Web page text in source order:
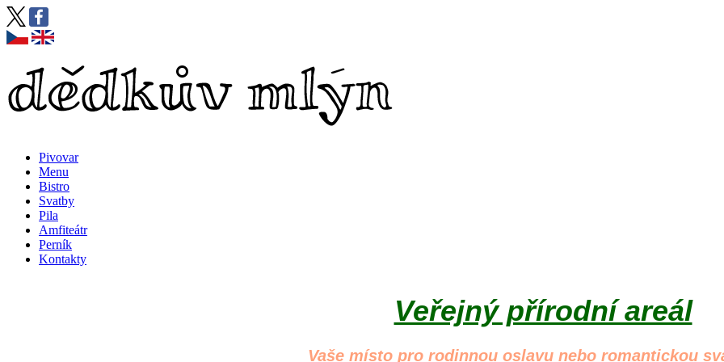
Pivovar
Menu
Bistro
Svatby
Pila
Amfiteátr
Perník
Kontakty
Veřejný přírodní areál
Vaše místo pro rodinnou oslavu nebo romantickou